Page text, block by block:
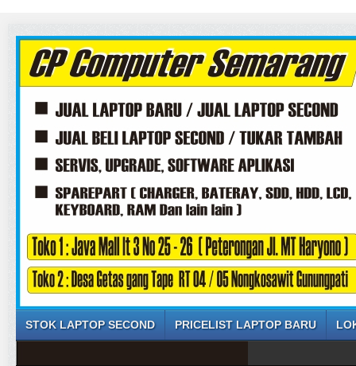
STOK LAPTOP SECOND PRICELIST LAPTOP BARU